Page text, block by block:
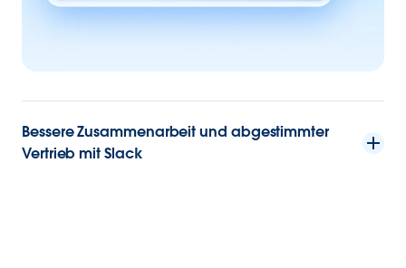
Bessere Zusammenarbeit und abgestimmter
Vertrieb mit Slack